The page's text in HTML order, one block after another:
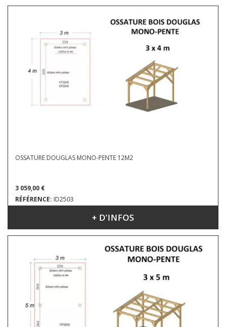
OSSATURE DOUGLAS MONO-PENTE 12M2
3 059,00 €
RÉFÉRENCE: ID2503
DIMENSIONS : 3 X 4 X 3.63 M+ D'INFOS